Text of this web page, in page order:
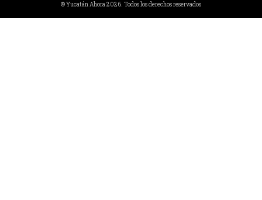
© Yucatán Ahora 2026. Todos los derechos reservados